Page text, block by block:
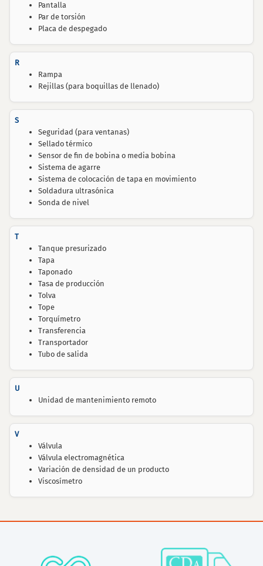
Pantalla
Par de torsión
Placa de despegado
R
Rampa
Rejillas (para boquillas de llenado)
S
Seguridad (para ventanas)
Sellado térmico
Sensor de fin de bobina o media bobina
Sistema de agarre
Sistema de colocación de tapa en movimiento
Soldadura ultrasónica
Sonda de nivel
T
Tanque presurizado
Tapa
Taponado
Tasa de producción
Tolva
Tope
Torquímetro
Transferencia
Transportador
Tubo de salida
U
Unidad de mantenimiento remoto
V
Válvula
Válvula electromagnética
Variación de densidad de un producto
Viscosímetro